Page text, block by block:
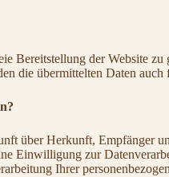
Bereitstellung der Website
die übermittelten Daten
über Herkunft, Empfänger
Einwilligung zur
Ihrer